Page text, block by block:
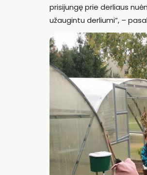
prisijungę prie derliaus
užaugintu derliumi”, –